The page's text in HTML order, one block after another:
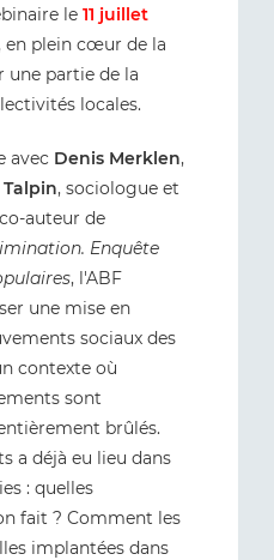
le 11 juillet
en plein cœur de la
une partie de la
locales.
avec Denis Merklen,
, sociologue et
auteur de
Enquête
, l'ABF
une mise en
sociaux des
contexte où
sont
brûlés.
a déjà eu lieu dans
: quelles
fait ? Comment les
implantées dans